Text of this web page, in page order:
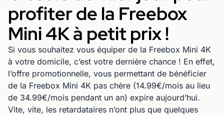
profiter de la Freebox
Mini 4K à petit prix !
Si vous souhaitez vous équiper de la Freebox Mini 4K
à votre domicile, c’est votre dernière chance ! En effet,
l’offre promotionnelle, vous permettant de bénéficier
de la Freebox Mini 4K pas chère (14.99€/mois au lieu
de 34.99€/mois pendant un an) expire aujourd’hui.
Vite, vite, les retardataires n’ont plus que quelques